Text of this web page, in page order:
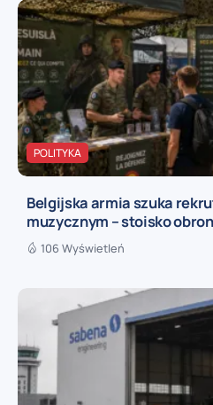
POLITYKA
Belgijska armia szuka
muzycznym – stoisko
106 Wyświetleń